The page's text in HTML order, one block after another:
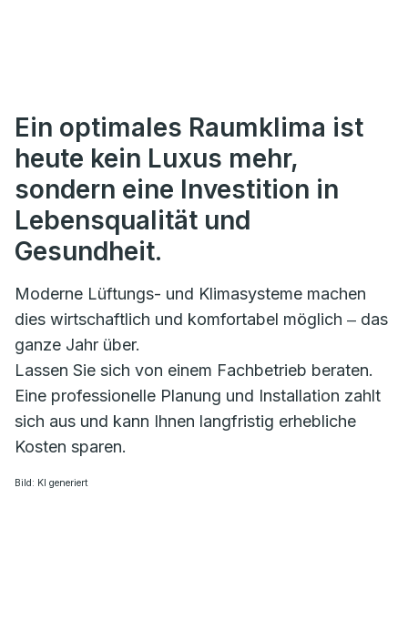
Ein optimales Raumklima ist
heute kein Luxus mehr,
sondern eine Investition in
Lebensqualität und
Gesundheit.
Moderne Lüftungs- und Klimasysteme machen
dies wirtschaftlich und komfortabel möglich ‒ das
ganze Jahr über.
Lassen Sie sich von einem Fachbetrieb beraten.
Eine professionelle Planung und Installation zahlt
sich aus und kann Ihnen langfristig erhebliche
Kosten sparen.
Bild: KI generiert